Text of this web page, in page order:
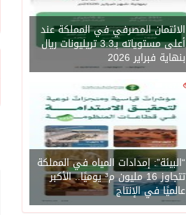
الائتمان المصرفي في المملكة عند
أعلى مستوياته بـ3.3 تريليونات ريال
بنهاية فبراير 2026
1471
“البيئة”: إمدادات المياه في المملكة
تتجاوز 16 مليون م³ يوميًا.. الأكبر
عالميًا في الإنتاج